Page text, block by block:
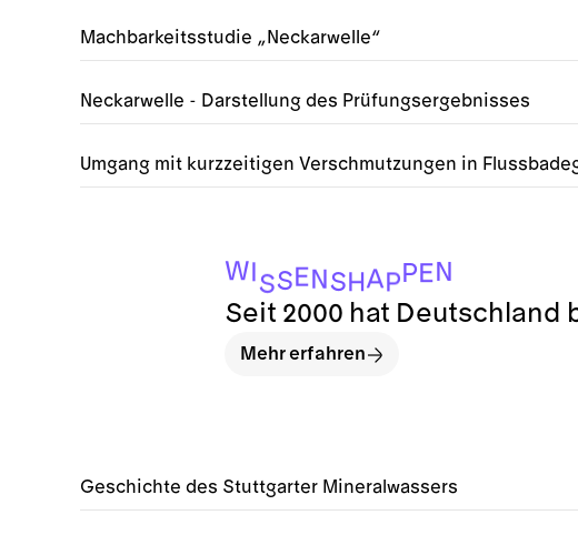
Machbarkeitsstudie „Neckarwelle“
Neckarwelle - Darstellung des Prüfungsergebnisses
Umgang mit kurzzeitigen Verschmutzungen in
Geschichte des Stuttgarter Mineralwassers
WISS ENSHAPPEN
Seit 2000 hat Deutschland
Mehr erfahren